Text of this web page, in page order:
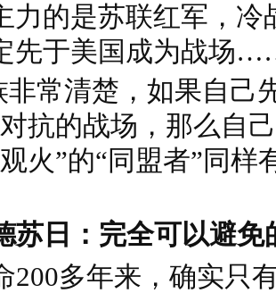
力的是苏联红军，冷
先于美国成为战场
常清楚，如果自己
抗的战场，那么自
火”的“同盟者”同样
日：完全可以避免
多年来，确实只